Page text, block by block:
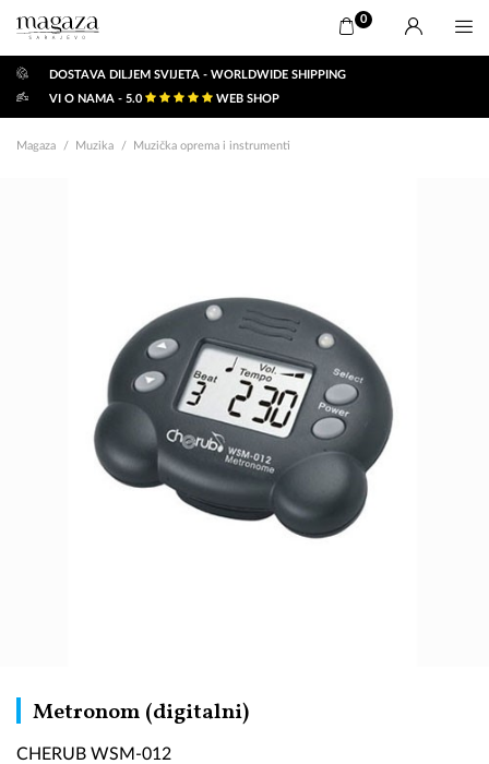
0
DOSTAVA DILJEM SVIJETA - WORLDWIDE SHIPPING
VI O NAMA - 5.0
WEB SHOP
Magaza Muzika Muzička oprema i instrumenti
Metronom (digitalni)CHERUB
CHERUB WSM-012